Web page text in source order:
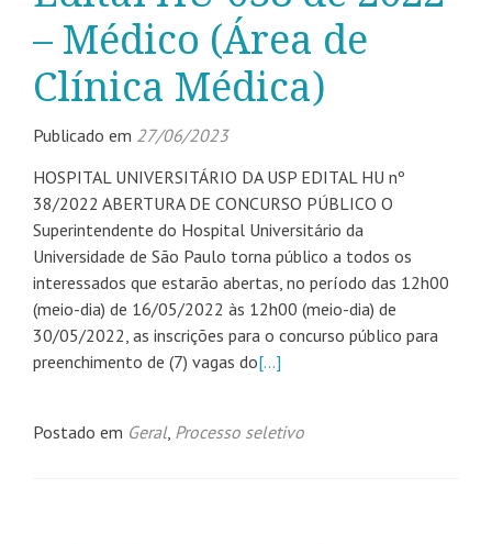
– Médico (Área de
Clínica Médica)
Publicado em 27/06/2023
HOSPITAL UNIVERSITÁRIO DA USP EDITAL HU nº
38/2022 ABERTURA DE CONCURSO PÚBLICO O
Superintendente do Hospital Universitário da
Universidade de São Paulo torna público a todos os
interessados que estarão abertas, no período das 12h00
(meio-dia) de 16/05/2022 às 12h00 (meio-dia) de
30/05/2022, as inscrições para o concurso público para
preenchimento de (7) vagas do[…]
Postado em Geral, Processo seletivo